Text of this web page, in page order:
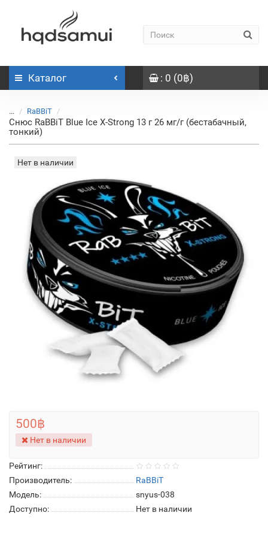
Каталог : 0 (0฿)
... RaBBiT
Снюс RaBBiT Blue Ice X-Strong 13 г 26 мг/г (бестабачный,
тонкий)
Нет в наличии
Рейтинг:
Производитель:
RaBBiT
Модель:
snyus-038
Доступно:
Нет в наличии
500฿
Нет в наличии